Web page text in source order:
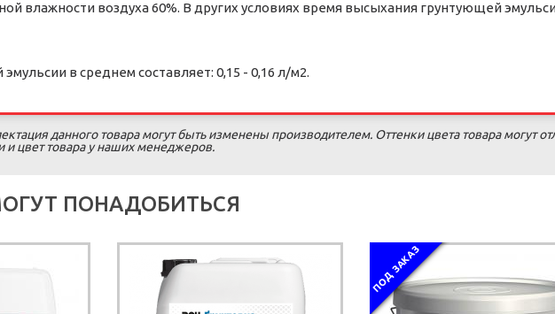
влажности воздуха 60%. В других условиях время высыхания грунтующей
в среднем составляет: 0,15 - 0,16 л/м2.
данного товара могут быть изменены производителем. Оттенки цвета товара могут
и цвет товара у наших менеджеров.
ПОНАДОБИТЬСЯ
ПОД ЗАКАЗ